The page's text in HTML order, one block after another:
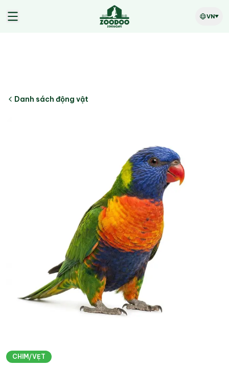
VN
Danh sách động vật
CHIM/VẸT